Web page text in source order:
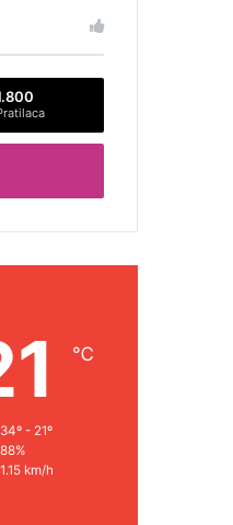
℃
34º - 21º
88%
1.15 km/h